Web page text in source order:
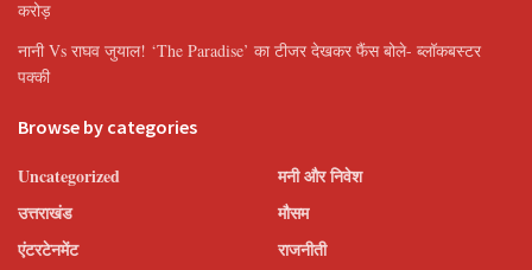
करोड़
नानी Vs राघव जुयाल! ‘The Paradise’ का टीजर देखकर फैंस बोले- ब्लॉकबस्टर
पक्की
Browse by categories
Uncategorized
उत्तराखंड
एंटरटेनमेंट
मनी और निवेश
मौसम
राजनीती